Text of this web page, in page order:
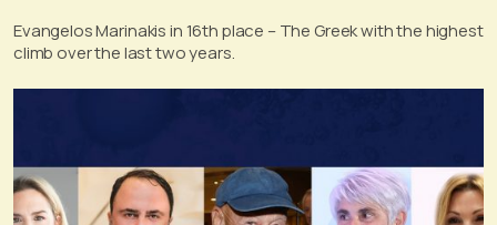
Evangelos Marinakis in 16th place – The Greek with the highest
climb over the last two years.